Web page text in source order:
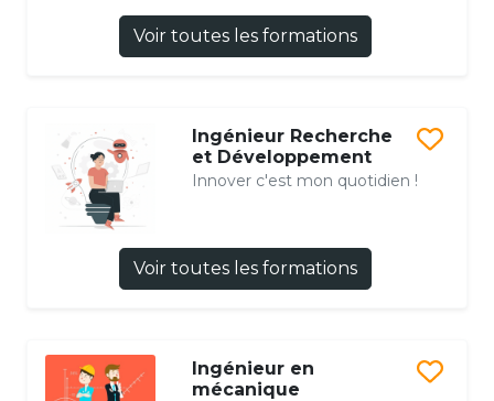
Voir toutes les formations
Ingénieur Recherche
et Développement
Innover c'est mon quotidien !
Voir toutes les formations
Ingénieur en
mécanique